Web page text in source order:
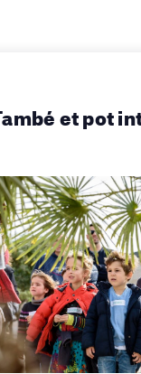
et pot